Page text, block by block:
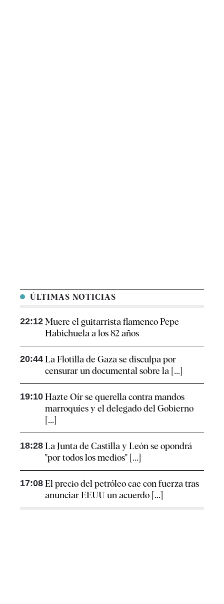
ÚLTIMAS NOTICIAS
22:12 Muere el guitarrista flamenco Pepe
Habichuela a los 82 años
20:44 La Flotilla de Gaza se disculpa por
censurar un documental sobre la [...]
19:10 Hazte Oír se querella contra mandos
marroquíes y el delegado del Gobierno
[...]
18:28 La Junta de Castilla y León se opondrá
"por todos los medios" [...]
17:08 El precio del petróleo cae con fuerza tras
anunciar EEUU un acuerdo [...]